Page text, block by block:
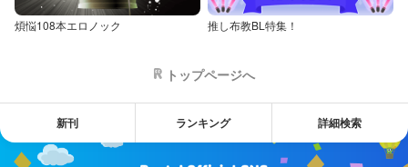
煩悩108本エロノック 推し布教BL特集！
トップページへ
新刊 ランキング 詳細検索